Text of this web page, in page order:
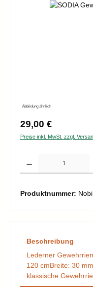
Bildergalerie
Abbildung ähnlich
Regulärer Preis:
29,00 €
Preise inkl. MwSt. zzgl.
Produktnummer:
Beschreibung
Lederner
120 cmBreite: 30
klassische